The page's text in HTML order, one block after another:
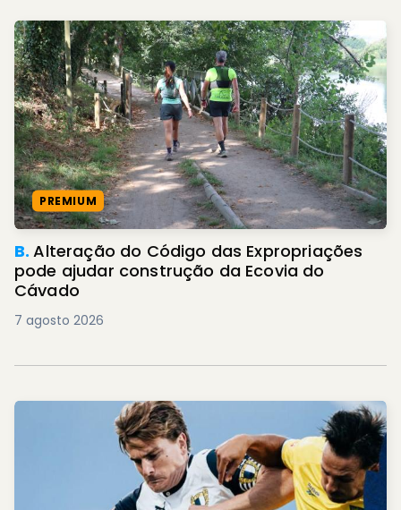
PREMIUM
B.Alteração do Código das Expropriações
pode ajudar construção da Ecovia do
Cávado
7 agosto 2026